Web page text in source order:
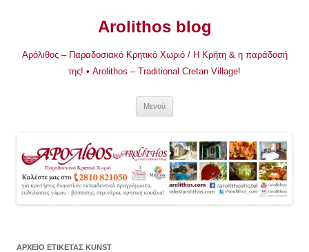
Arolithos blog
Αρόλιθος – Παραδοσιακό Κρητικό Χωριό / Η Κρήτη & η παράδοσή
της! • Arolithos – Traditional Cretan Village!
Μενού
ΑΡΧΕΊΟ ΕΤΙΚΈΤΑΣ KUNST